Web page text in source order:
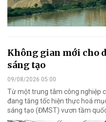
Không gian mới cho
sáng tạo
09/08/2026 05:00
Từ một trung tâm công nghiệp
đang tăng tốc hiện thực hoá
sáng tạo (ĐMST) vươn tầm